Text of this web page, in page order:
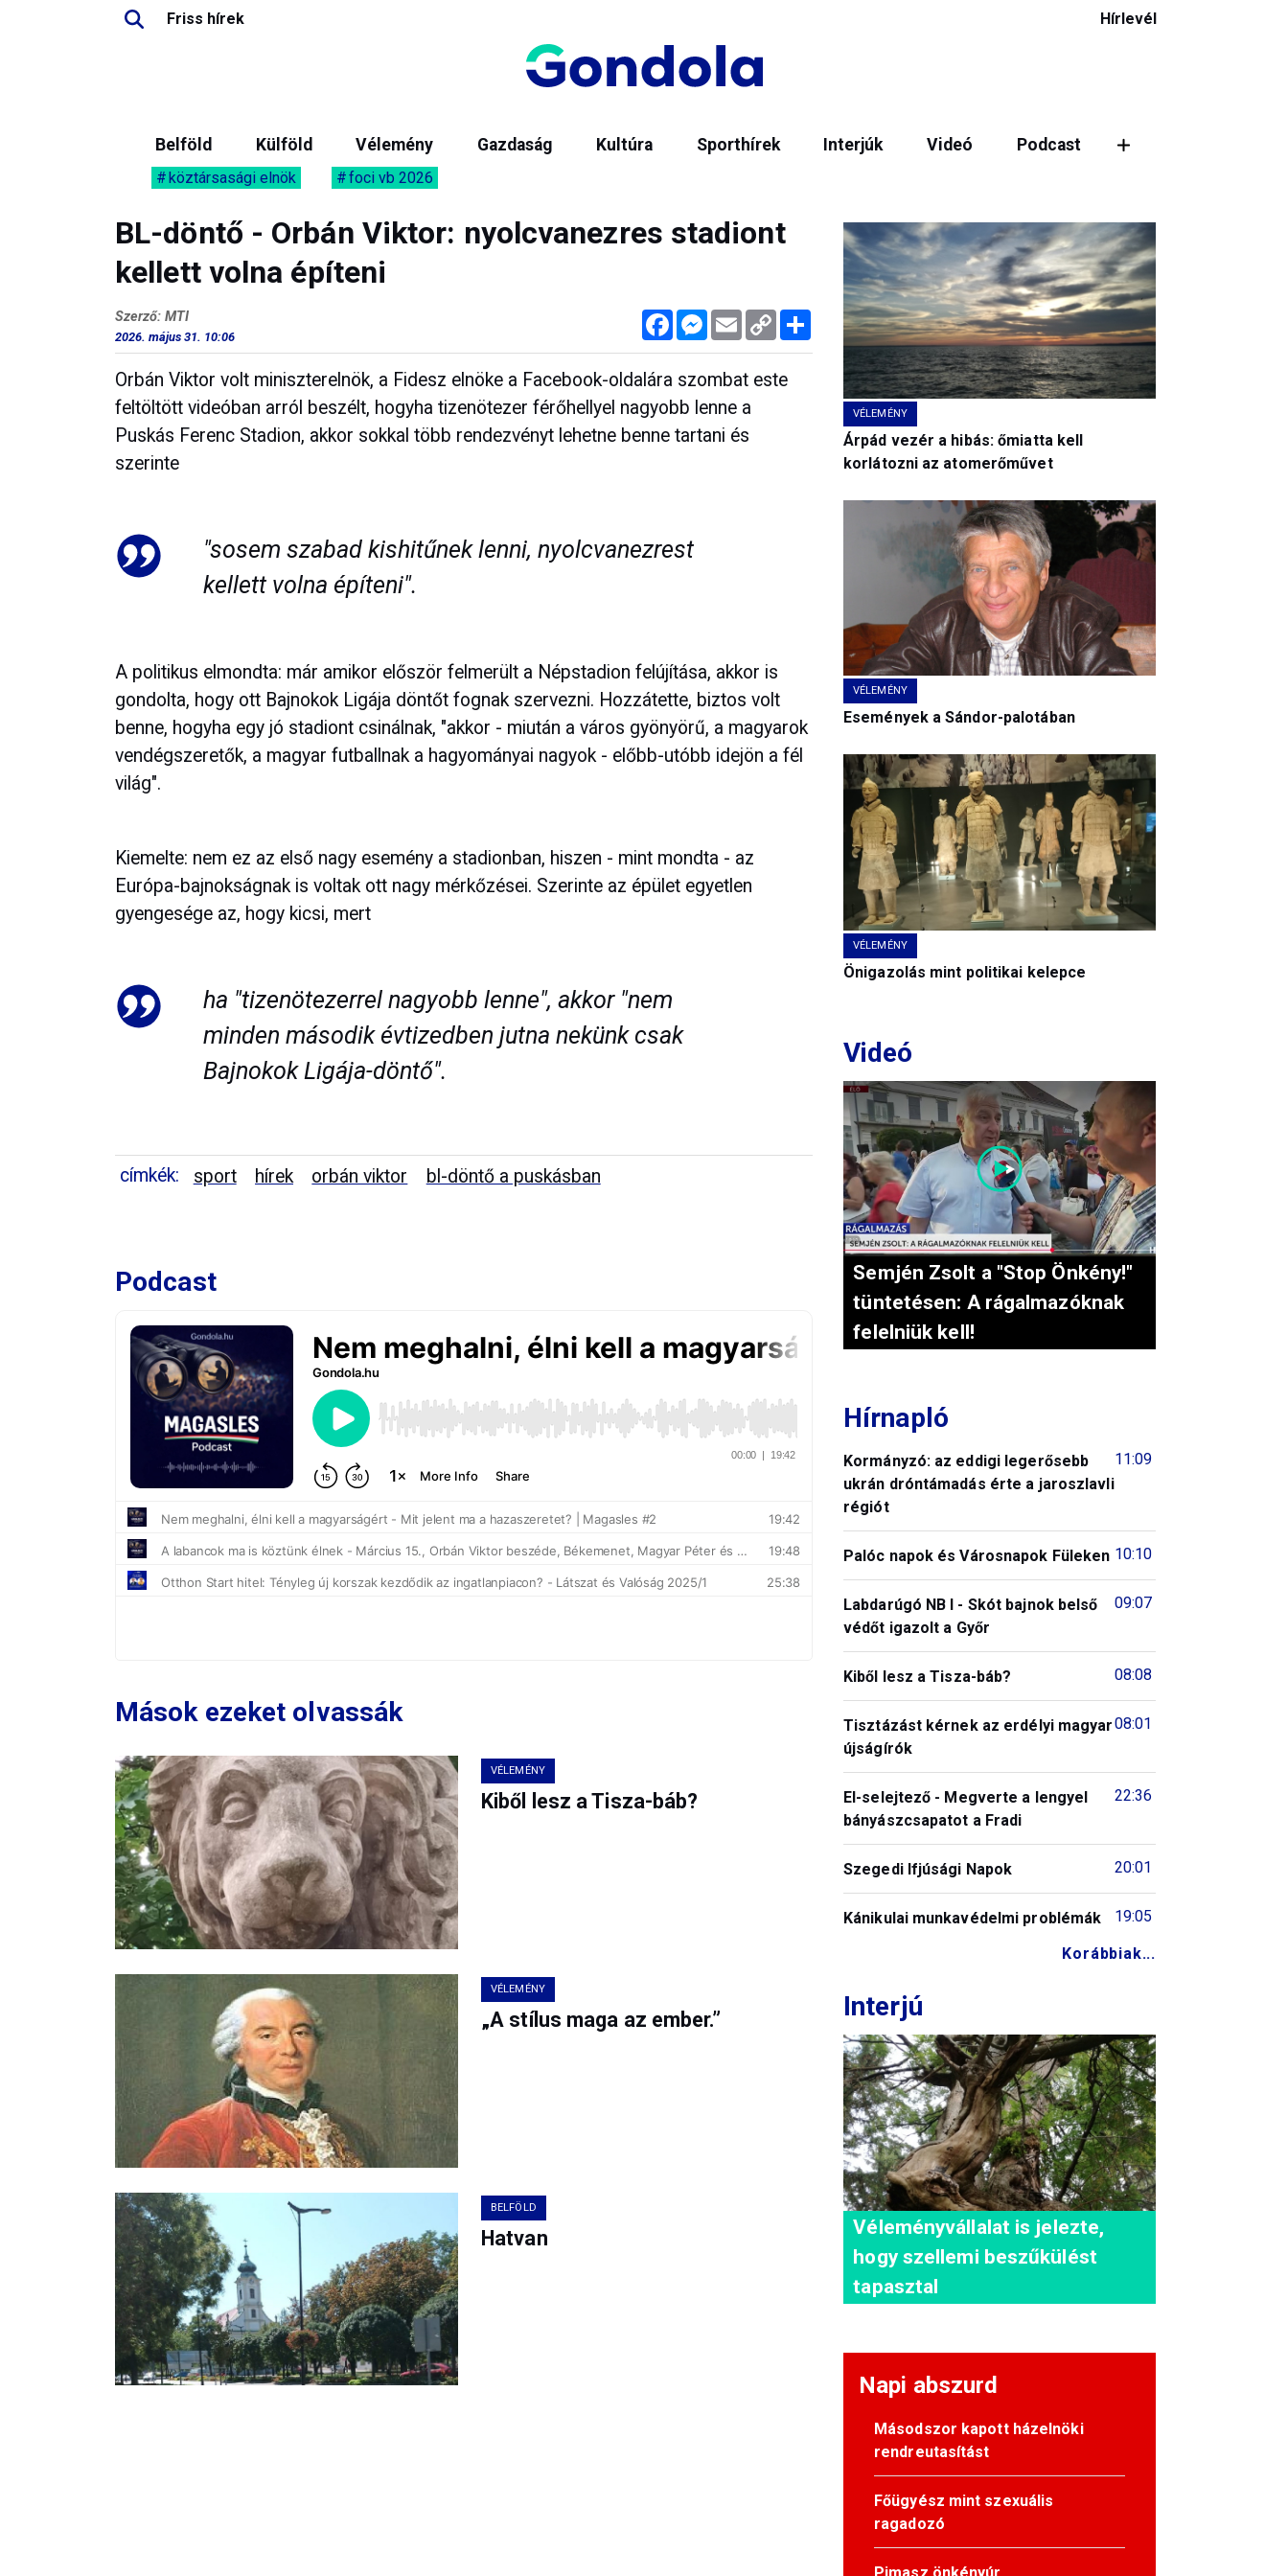
Friss hírek Hírlevél
Belföld Külföld Vélemény Gazdaság Kultúra Sporthírek Interjúk Videó Podcast
köztársasági elnök foci vb 2026
BL-döntő - Orbán Viktor: nyolcvanezres stadiont
kellett volna építeni
FacebookMessenger
Email Copy
Link
Megosztás
Szerző: MTI
2026. május 31. 10:06
Orbán Viktor volt miniszterelnök, a Fidesz elnöke a Facebook-oldalára szombat este
feltöltött videóban arról beszélt, hogyha tizenötezer férőhellyel nagyobb lenne a
Puskás Ferenc Stadion, akkor sokkal több rendezvényt lehetne benne tartani és
szerinte
"sosem szabad kishitűnek lenni, nyolcvanezrest
kellett volna építeni".
A politikus elmondta: már amikor először felmerült a Népstadion felújítása, akkor is
gondolta, hogy ott Bajnokok Ligája döntőt fognak szervezni. Hozzátette, biztos volt
benne, hogyha egy jó stadiont csinálnak, "akkor - miután a város gyönyörű, a magyarok
vendégszeretők, a magyar futballnak a hagyományai nagyok - előbb-utóbb idejön a fél
világ".
Kiemelte: nem ez az első nagy esemény a stadionban, hiszen - mint mondta - az
Európa-bajnokságnak is voltak ott nagy mérkőzései. Szerinte az épület egyetlen
gyengesége az, hogy kicsi, mert
ha "tizenötezerrel nagyobb lenne", akkor "nem
minden második évtizedben jutna nekünk csak
Bajnokok Ligája-döntő".
címkék: sport hírek orbán viktor bl-döntő a puskásban
Podcast
Mások ezeket olvassák
VÉLEMÉNY
Kiből lesz a Tisza-báb?
VÉLEMÉNY
„A stílus maga az ember.”
BELFÖLD
Hatvan
VÉLEMÉNY
Árpád vezér a hibás: őmiatta kell
korlátozni az atomerőművet
VÉLEMÉNY
Események a Sándor-palotában
VÉLEMÉNY
Önigazolás mint politikai kelepce
Videó
Semjén Zsolt a "Stop Önkény!"
tüntetésen: A rágalmazóknak
felelniük kell!
Hírnapló
11:09
Kormányzó: az eddigi legerősebb
ukrán dróntámadás érte a jaroszlavli
régiót
10:10
Palóc napok és Városnapok Füleken
09:07
Labdarúgó NB I - Skót bajnok belső
védőt igazolt a Győr
08:08
Kiből lesz a Tisza-báb?
08:01
Tisztázást kérnek az erdélyi magyar
újságírók
22:36
El-selejtező - Megverte a lengyel
bányászcsapatot a Fradi
20:01
Szegedi Ifjúsági Napok
19:05
Kánikulai munkavédelmi problémák
Korábbiak...
Interjú
Véleményvállalat is jelezte,
hogy szellemi beszűkülést
tapasztal
Napi abszurd
Másodszor kapott házelnöki
rendreutasítást
Főügyész mint szexuális
ragadozó
Pimasz önkényúr